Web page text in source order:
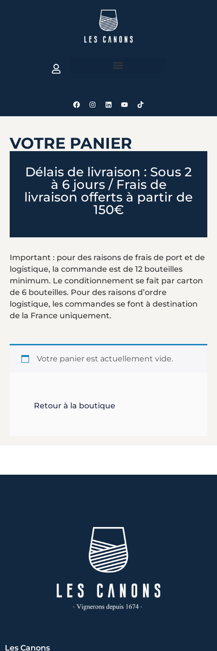
VOTRE PANIER
Délais de livraison : Sous 2
à 6 jours / Frais de
livraison offerts à partir de
150€
Important : pour des raisons de frais de port et de
logistique, la commande est de 12 bouteilles
minimum. Le conditionnement se fait par carton
de 6 bouteilles. Pour des raisons d’ordre
logistique, les commandes se font à destination
de la France uniquement.
Votre panier est actuellement vide.
Retour à la boutique
Les Canons